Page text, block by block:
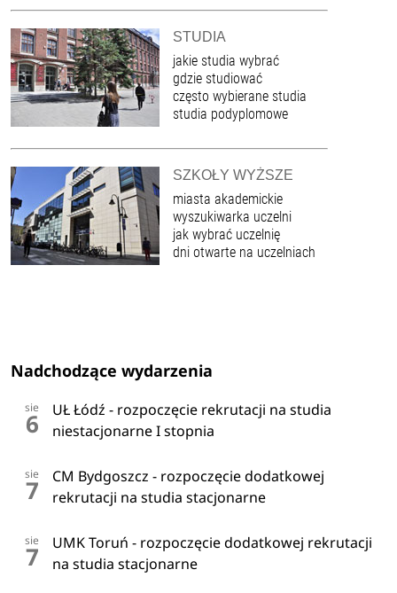
STUDIA
jakie studia wybrać
gdzie studiować
często wybierane studia
studia podyplomowe
SZKOŁY WYŻSZE
miasta akademickie
wyszukiwarka uczelni
jak wybrać uczelnię
dni otwarte na uczelniach
Nadchodzące wydarzenia
sie
6
UŁ Łódź - rozpoczęcie rekrutacji na studia
niestacjonarne I stopnia
sie
7
CM Bydgoszcz - rozpoczęcie dodatkowej
rekrutacji na studia stacjonarne
sie
7
UMK Toruń - rozpoczęcie dodatkowej rekrutacji
na studia stacjonarne